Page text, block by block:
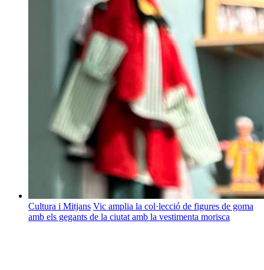
Cultura i Mitjans Vic amplia la col·lecció de figures de goma
amb els gegants de la ciutat amb la vestimenta morisca